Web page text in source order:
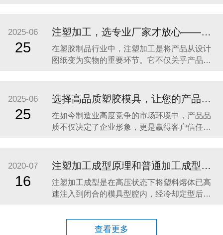
品质的塑胶制品都离不开三大关键环节：精密
模具制造、注塑成型加工、表面处理（喷油丝
印）。 东莞市亿森精密模具有限公司深耕行业
21年，专注
2025-06
25
注塑加工，选专业厂家才放心——东莞市亿森精密模具有限公司助力高品质塑胶产品制造
在塑胶制品行业中，注塑加工是将产品从设计
图纸变为实物的重要环节。它不仅关乎产品外
需要高品质、高一致性、高效率交付的客户而
言，选择一家具备专业实力的注塑加工厂家至
关重要。 东莞市亿森精密模具有限公司
（Dongguan
2025-06
25
选择高品质塑胶模具，让您的产品从“模”开始领先一步！
在如今制造业高度竞争的市场环境中，产品品
质不仅决定了企业形象，更是赢得客户信任、
产品外观、结构、功能及使用寿命。因此，选
择一家专业、可靠的塑胶模具制造厂商，是每
一位客户稳步发展的重要保障。 一、塑胶模具
行业发展趋势
2020-07
16
注塑加工成型原理和普通加工成型特点
注塑加工成型是在高压状态下将塑料熔体已高
速注入到闭合的模具型腔内，经冷却定型后得
须已熔融状态注入到注塑模具型腔中，注入的
查看更多